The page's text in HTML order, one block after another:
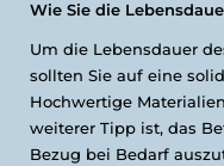
Wie Sie die
Um die Lebensdauer
sollten Sie auf eine
Hochwertige
weiterer Tipp ist, das
Bezug bei Bedarf